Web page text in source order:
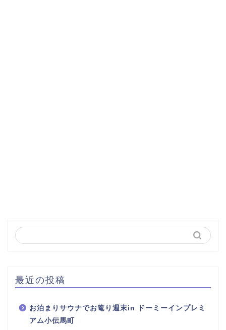
最近の投稿
お泊まりサウナでお篭り週末in ドーミーインプレミ
アム小伝馬町